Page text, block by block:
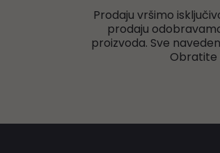
Prodaju vršimo
prodaju
proizvoda. Sve
Obratite